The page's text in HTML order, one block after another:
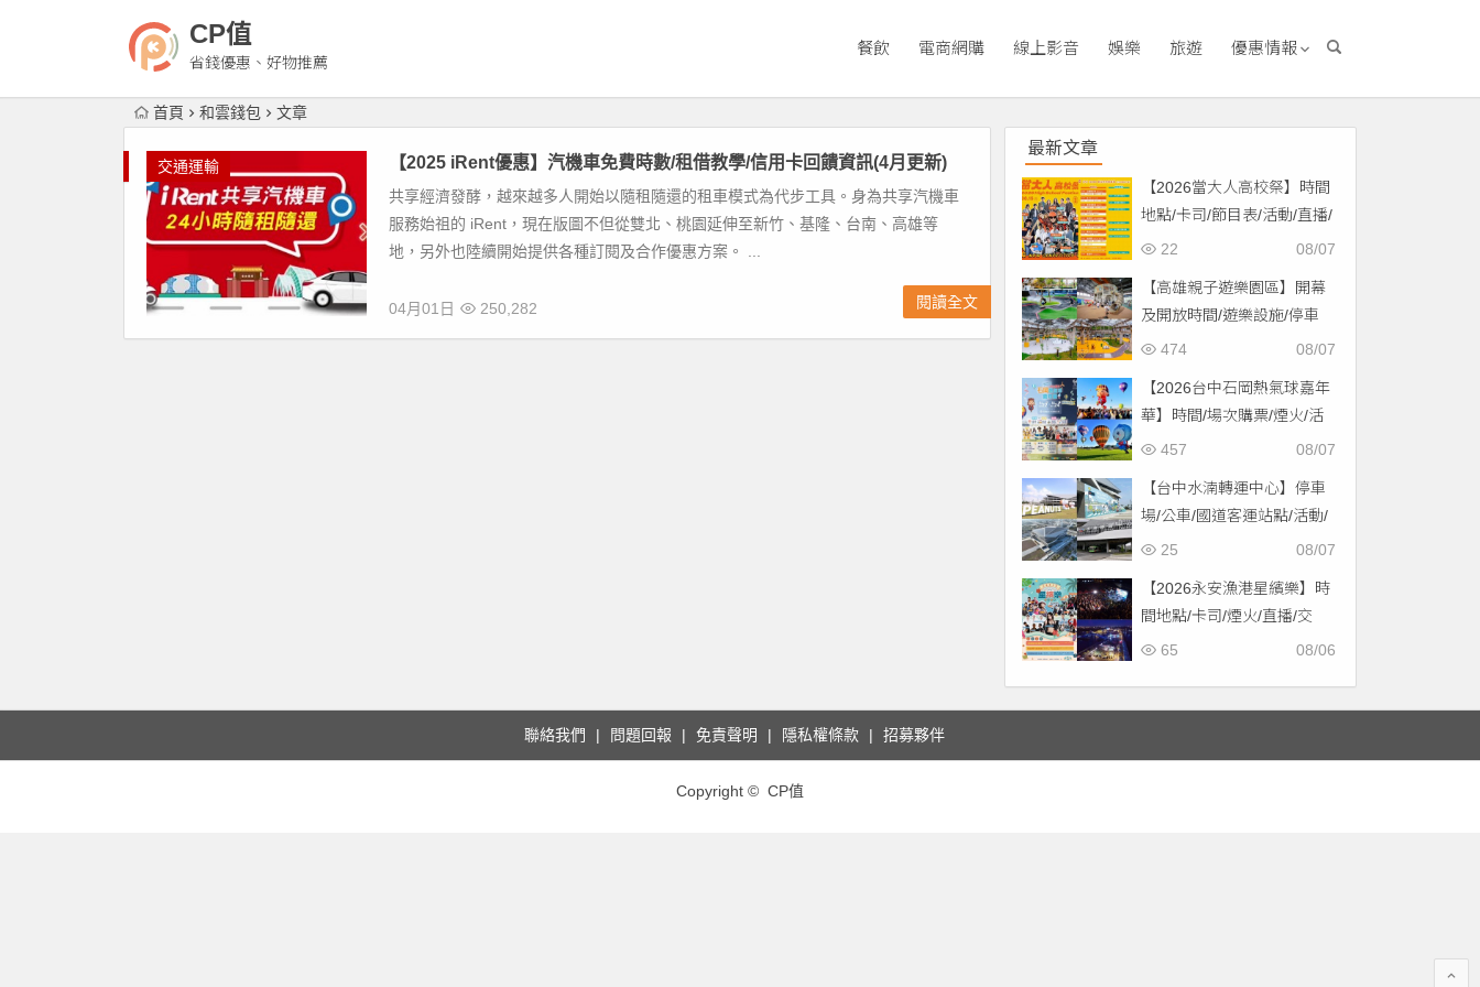
CP值
省錢優惠、好物推薦
餐飲 電商網購 線上影音 娛樂 旅遊 優惠情報
首頁 和雲錢包 文章
交通運輸 【2025 iRent優惠】汽機車免費時數/租借教學/信用卡回饋資訊(4月更新)
共享經濟發酵，越來越多人開始以隨租隨還的租車模式為代步工具。身為共享汽機車
服務始祖的 iRent，現在版圖不但從雙北、桃園延伸至新竹、基隆、台南、高雄等
地，另外也陸續開始提供各種訂閱及合作優惠方案。 ...
04月01日 250,282 閱讀全文
最新文章
【2026當大人高校祭】時間
地點/卡司/節目表/活動/直播/
交通，免費入場！
08/07
22
【高雄親子遊樂園區】開幕
及開放時間/遊樂設施/停車
場/交通一次看！
08/07
474
【2026台中石岡熱氣球嘉年
華】時間/場次購票/煙火/活
動/交通，土牛運動公園登08/07
457
【台中水湳轉運中心】停車
場/公車/國道客運站點/活動/
交通，啟用免費停車！ 08/07
25
【2026永安漁港星繽樂】時
間地點/卡司/煙火/直播/交
通，免費入場！
08/06
65
聯絡我們 問題回報 免責聲明 隱私權條款 招募夥伴
Copyright © CP值